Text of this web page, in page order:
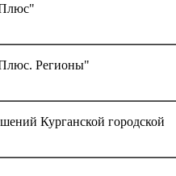
Регионы"
Курганской городской